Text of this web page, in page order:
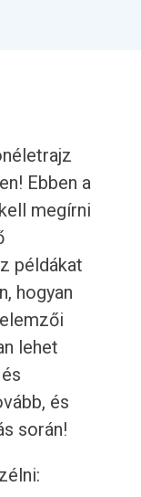
Ebben a
megírni
példákat
hogyan
lehet
és
során!